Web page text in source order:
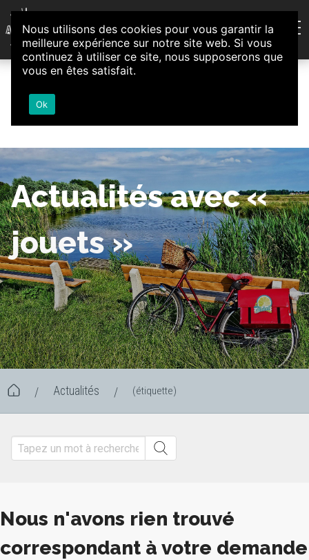
Aller au contenu
Association d'Animation et d'Initiatives Citoyennes
Loire-Authion
Actualités avec «
jouets »
/ Actualités / (étiquette)
Nous n'avons rien trouvé
correspondant à votre demande
Nous utilisons des cookies pour vous garantir la
meilleure expérience sur notre site web. Si vous
continuez à utiliser ce site, nous supposerons que
vous en êtes satisfait.
Ok